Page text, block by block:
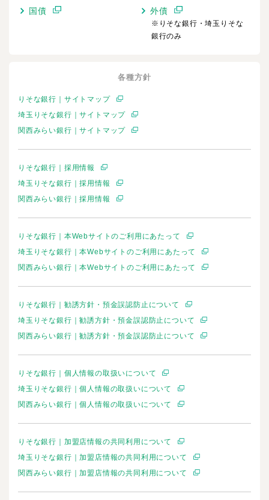
国債 外債
※りそな銀行・埼玉りそな
銀行のみ
各種方針
りそな銀行｜サイトマップ
埼玉りそな銀行｜サイトマップ
関西みらい銀行｜サイトマップ
りそな銀行｜採用情報
埼玉りそな銀行｜採用情報
関西みらい銀行｜採用情報
りそな銀行｜本Webサイトのご利用にあたって
埼玉りそな銀行｜本Webサイトのご利用にあたって
関西みらい銀行｜本Webサイトのご利用にあたって
りそな銀行｜勧誘方針・預金誤認防止について
埼玉りそな銀行｜勧誘方針・預金誤認防止について
関西みらい銀行｜勧誘方針・預金誤認防止について
りそな銀行｜個人情報の取扱いについて
埼玉りそな銀行｜個人情報の取扱いについて
関西みらい銀行｜個人情報の取扱いについて
りそな銀行｜加盟店情報の共同利用について
埼玉りそな銀行｜加盟店情報の共同利用について
関西みらい銀行｜加盟店情報の共同利用について